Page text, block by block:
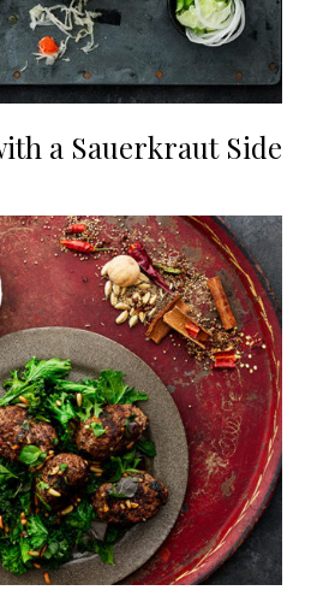
a Sauerkraut Side